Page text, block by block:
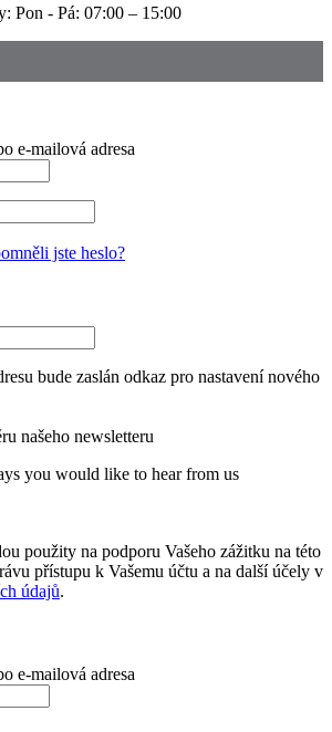
Pon - Pá: 07:00 – 15:00
e-mailová adresa
jste heslo?
bude zaslán odkaz pro nastavení nového
našeho newsletteru
you would like to hear from us
použity na podporu Vašeho zážitku na této
přístupu k Vašemu účtu a na další účely v
údajů.
e-mailová adresa